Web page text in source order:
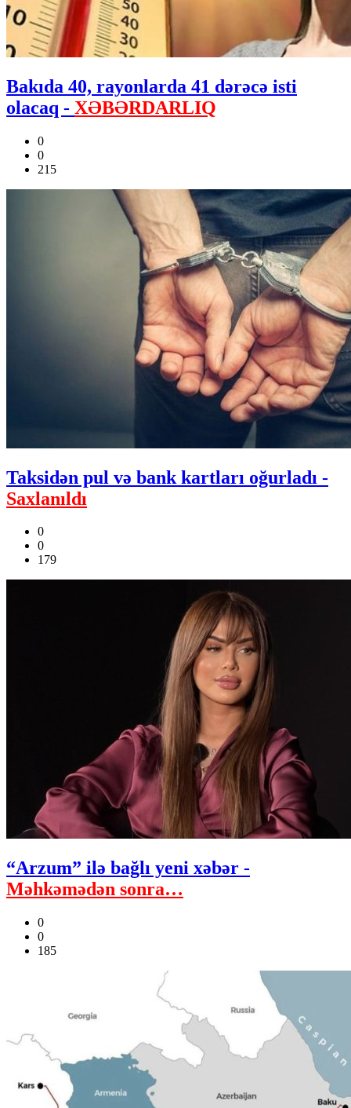
Bakıda 40, rayonlarda 41 dərəcə isti
olacaq - XƏBƏRDARLIQ
0
0
215
Taksidən pul və bank kartları oğurladı -
Saxlanıldı
0
0
179
“Arzum” ilə bağlı yeni xəbər -
Məhkəmədən sonra…
0
0
185